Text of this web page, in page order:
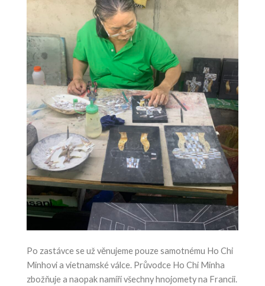
Po zastávce se už věnujeme pouze samotnému Ho Chi
Minhovi a vietnamské válce. Průvodce Ho Chi Minha
zbožňuje a naopak namíří všechny hnojomety na Francii.